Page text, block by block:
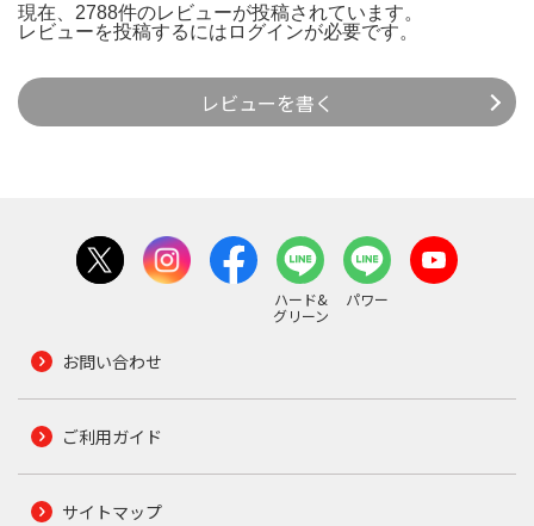
現在、2788件のレビューが投稿されています。
レビューを投稿するには ログインが必要です。
レビューを書く
ハード&
グリーン
パワー
お問い合わせ
ご利用ガイド
サイトマップ